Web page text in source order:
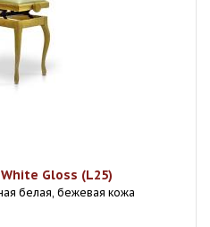
White Gloss (L25)
белая, бежевая кожа